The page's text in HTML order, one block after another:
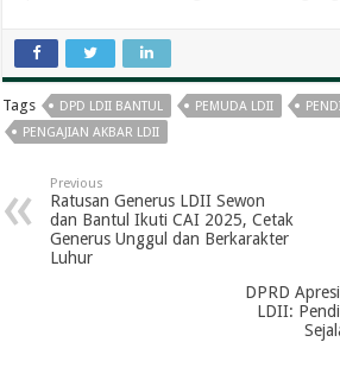
Tags DPD LDII BANTUL PEMUDA LDII
PENGAJIAN AKBAR LDII
Previous
Ratusan Generus LDII Sewon
dan Bantul Ikuti CAI 2025, Cetak
Generus Unggul dan Berkarakter
Luhur
DPRD
LDII: